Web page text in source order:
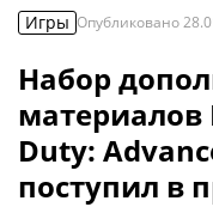
Игры Опубликовано
Набор
материалов
Duty:
поступил в